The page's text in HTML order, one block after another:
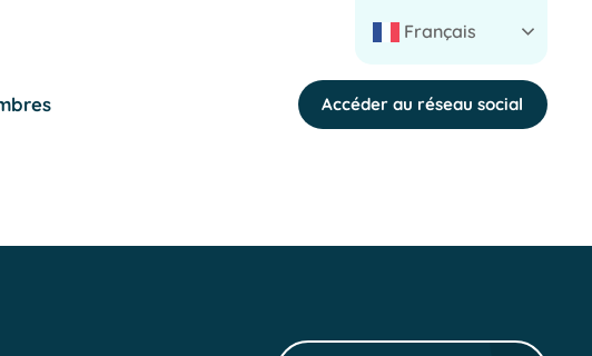
Français
Accéder au réseau social